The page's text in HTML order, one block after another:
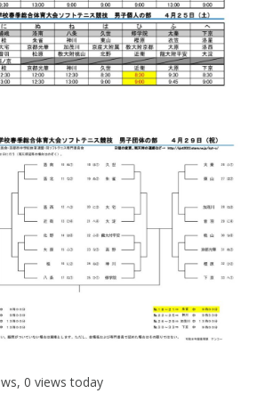
0 views today